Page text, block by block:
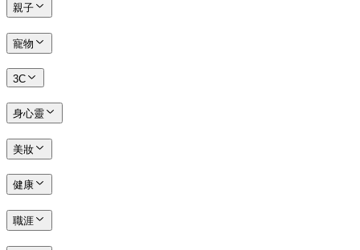
親子
寵物
3C
身心靈
美妝
健康
職涯